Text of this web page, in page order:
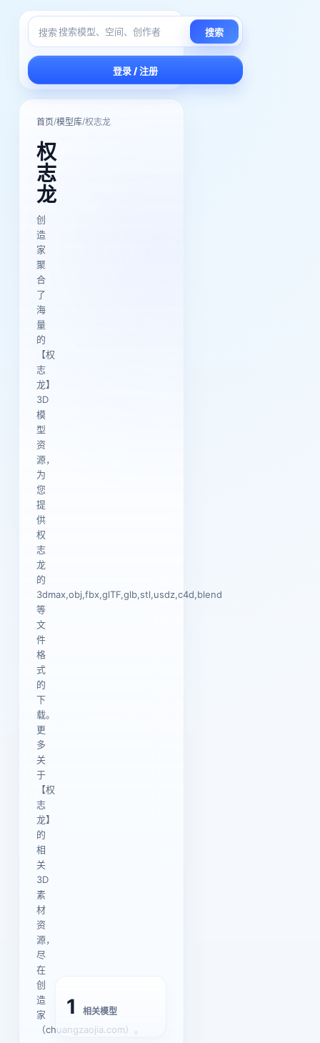
搜索 搜索
登录 / 注册
首页/模型库/权志龙
权
志
龙
创
造
家
聚
合
了
海
量
的
【权
志
龙】
3D
模
型
资
源，
为
您
提
供
权
志
龙
的
3dmax,obj,fbx,glTF,glb,stl,usdz,c4d,blend
等
文
件
格
式
的
下
载。
更
多
关
于
【权
志
龙】
的
相
关
3D
素
材
资
源，
尽
在
创
造
家
（chuangzaojia.com）。
1 相关模型